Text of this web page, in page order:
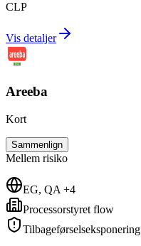
CLP
Vis detaljer
Areeba
Kort
Sammenlign
Mellem risiko
EG, QA +4
Processorstyret flow
Tilbageførselseksponering